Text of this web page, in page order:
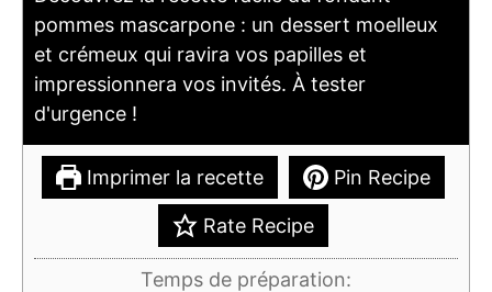
pommes mascarpone : un dessert moelleux
et crémeux qui ravira vos papilles et
impressionnera vos invités. À tester
d'urgence !
Imprimer la recette Pin Recipe
Rate Recipe
Temps de préparation: